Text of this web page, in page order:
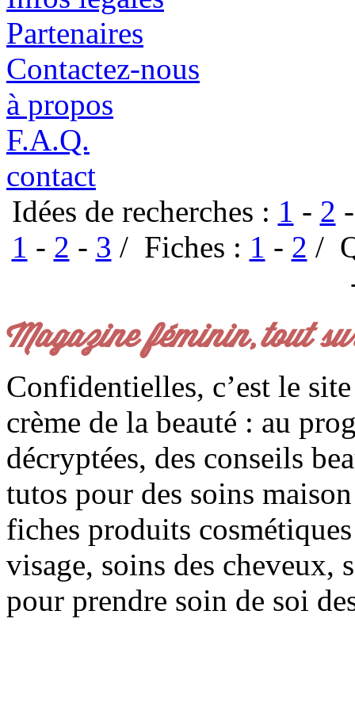
Partenaires
Contactez-nous
à propos
F.A.Q.
contact
Idées de recherches : 1 - 2
1 - 2 - 3 / Fiches : 1 - 2 /
Magazine féminin, tout
Confidentielles, c’est le
crème de la beauté : au
décryptées, des conseils
tutos pour des soins
fiches produits
visage, soins des cheveux,
pour prendre soin de soi